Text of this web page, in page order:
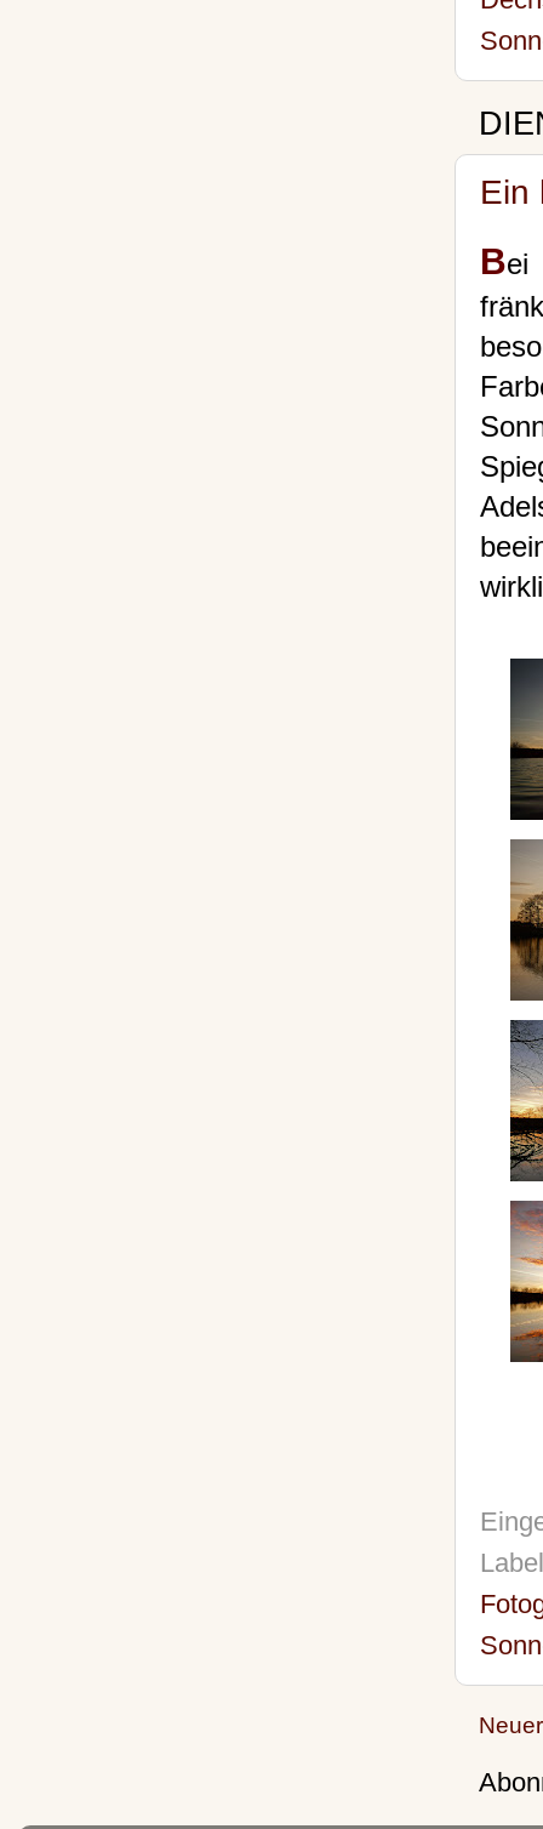
Ein
Bei